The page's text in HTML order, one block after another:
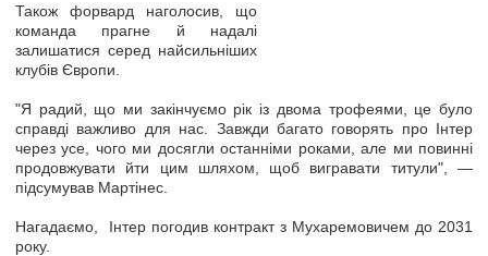
Також форвард наголосив, що
команда прагне й надалі
залишатися серед найсильніших
клубів Європи.
"Я радий, що ми закінчуємо рік із двома трофеями, це було
справді важливо для нас. Завжди багато говорять про Інтер
через усе, чого ми досягли останніми роками, але ми повинні
продовжувати йти цим шляхом, щоб вигравати титули", —
підсумував Мартінес.
Нагадаємо, Інтер погодив контракт з Мухаремовичем до 2031
року.